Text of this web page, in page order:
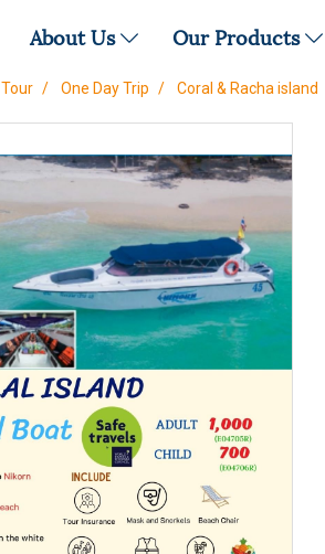
About Us Our Products
Tour One Day Trip Coral & Racha island